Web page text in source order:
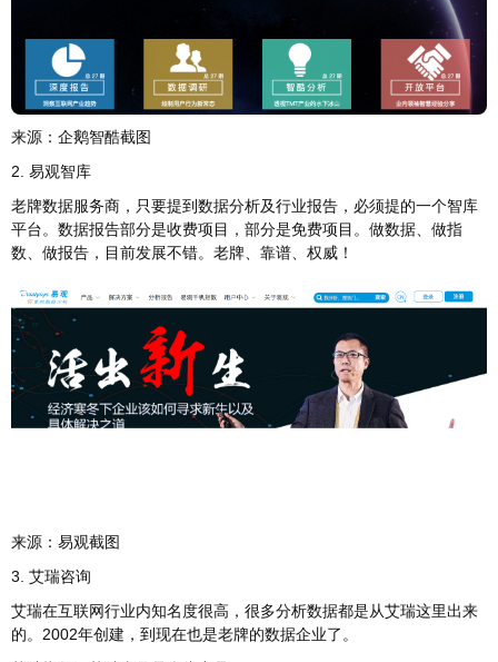
来源：企鹅智酷截图
2. 易观智库
老牌数据服务商，只要提到数据分析及行业报告，必须提的一个智库
平台。数据报告部分是收费项目，部分是免费项目。做数据、做指
数、做报告，目前发展不错。老牌、靠谱、权威！
来源：易观截图
3. 艾瑞咨询
艾瑞在互联网行业内知名度很高，很多分析数据都是从艾瑞这里出来
的。2002年创建，到现在也是老牌的数据企业了。